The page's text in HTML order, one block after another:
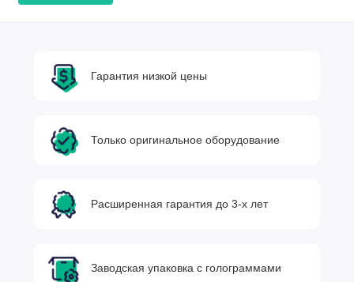
Гарантия низкой цены
Только оригинальное оборудование
Расширенная гарантия до 3-х лет
Заводская упаковка с голограммами